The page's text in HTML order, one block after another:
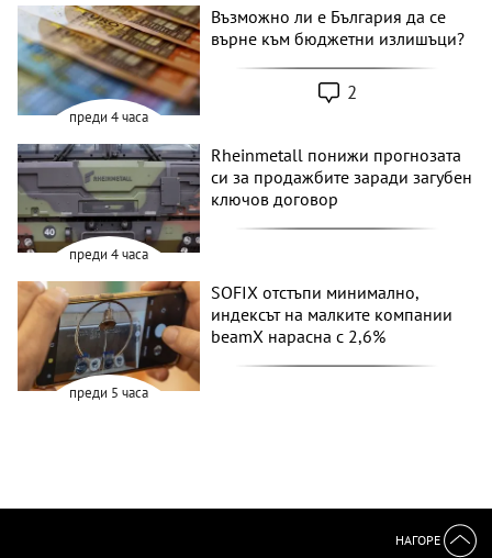
преди 4 часа
Възможно ли е България да се
върне към бюджетни излишъци?
2
преди 4 часа
Rheinmetall понижи прогнозата
си за продажбите заради загубен
ключов договор
преди 5 часа
SOFIX отстъпи минимално,
индексът на малките компании
beamX нарасна с 2,6%
НАГОРЕ